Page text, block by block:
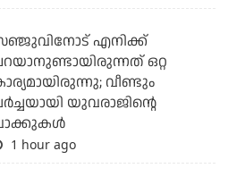
എനിക്ക്
ഒറ്റ
വീണ്ടും
യുവരാജിന്റെ
1 hour ago